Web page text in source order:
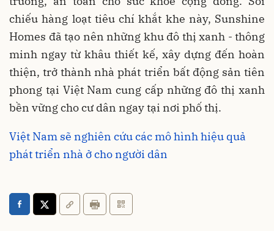
chiếu hàng loạt tiêu chí khắt khe này, Sunshine
Homes đã tạo nên những khu đô thị xanh - thông
minh ngay từ khâu thiết kế, xây dựng đến hoàn
thiện, trở thành nhà phát triển bất động sản tiên
phong tại Việt Nam cung cấp những đô thị xanh
bền vững cho cư dân ngay tại nơi phố thị.
Việt Nam sẽ nghiên cứu các mô hình hiệu quả
phát triển nhà ở cho người dân